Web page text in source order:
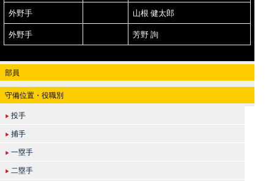
外野手 山根 健太郎
外野手 芳野 詢
部員
守備位置・役職別
▶ 投手
▶ 捕手
▶ 一塁手
▶ 二塁手